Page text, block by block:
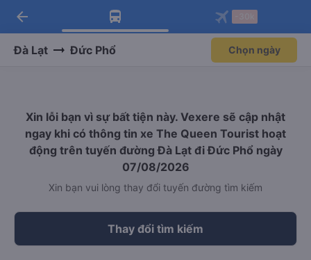
Tải app Vexere ngay!
Nhận ưu đãi thành viên độc
Mở app
Tải app Vexere
-30k/ghế khi đặt vé máy bay qua
Mở app
arrow_back
Đà Lạt Đức Phổ Chọn ngày
Xin lỗi bạn vì sự bất tiện này. Vexere sẽ cập nhật
ngay khi có thông tin xe The Queen Tourist hoạt
động trên tuyến đường Đà Lạt đi Đức Phổ ngày
07/08/2026
Xin bạn vui lòng thay đổi tuyến đường tìm kiếm
Thay đổi tìm kiếm